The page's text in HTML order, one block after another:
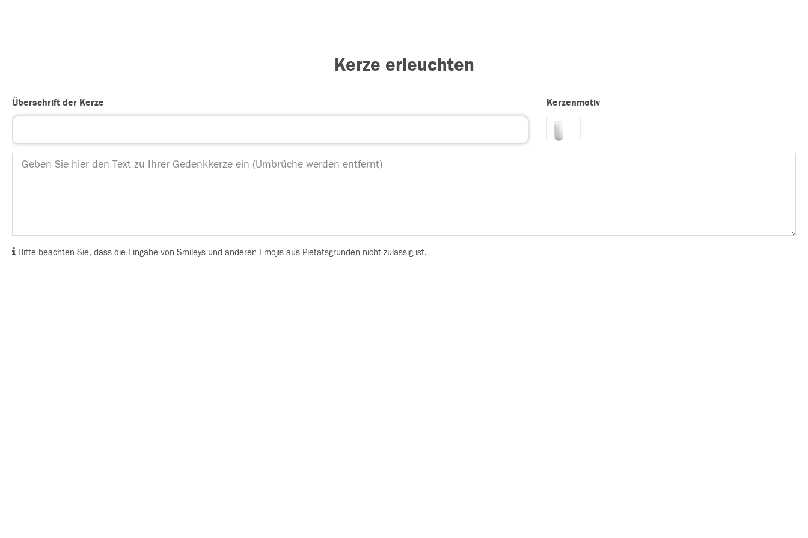
Kerze erleuchten
Überschrift der Kerze Kerzenmotiv
Bitte beachten Sie, dass die Eingabe von Smileys und anderen Emojis aus Pietätsgründen nicht zulässig ist.